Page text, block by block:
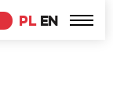
PL EN